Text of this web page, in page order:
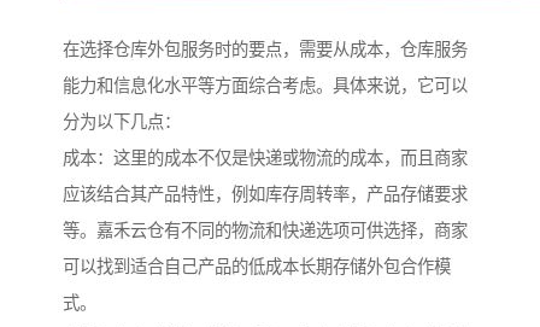
在选择仓库外包服务时的要点，需要从成本，仓库服务
能力和信息化水平等方面综合考虑。具体来说，它可以
分为以下几点：
成本：这里的成本不仅是快递或物流的成本，而且商家
应该结合其产品特性，例如库存周转率，产品存储要求
等。嘉禾云仓有不同的物流和快递选项可供选择，商家
可以找到适合自己产品的低成本长期存储外包合作模
式。